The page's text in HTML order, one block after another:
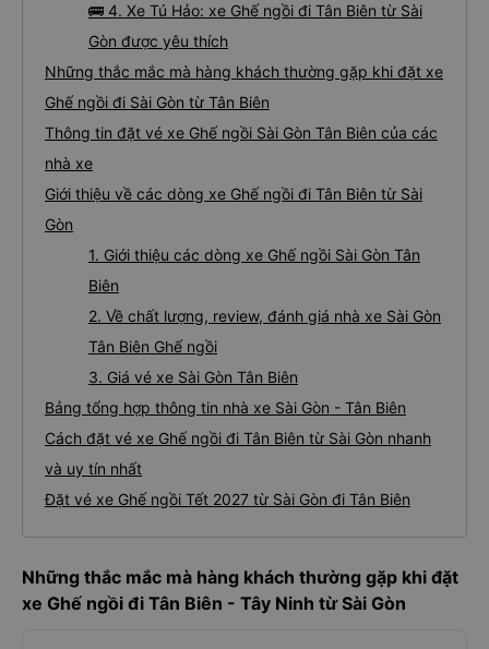
🚌 4. Xe Tú Hảo: xe Ghế ngồi đi Tân Biên từ Sài
Gòn được yêu thích
Những thắc mắc mà hàng khách thường gặp khi đặt xe
Ghế ngồi đi Sài Gòn từ Tân Biên
Thông tin đặt vé xe Ghế ngồi Sài Gòn Tân Biên của các
nhà xe
Giới thiệu về các dòng xe Ghế ngồi đi Tân Biên từ Sài
Gòn
1. Giới thiệu các dòng xe Ghế ngồi Sài Gòn Tân
Biên
2. Về chất lượng, review, đánh giá nhà xe Sài Gòn
Tân Biên Ghế ngồi
3. Giá vé xe Sài Gòn Tân Biên
Bảng tổng hợp thông tin nhà xe Sài Gòn - Tân Biên
Cách đặt vé xe Ghế ngồi đi Tân Biên từ Sài Gòn nhanh
và uy tín nhất
Đặt vé xe Ghế ngồi Tết 2027 từ Sài Gòn đi Tân Biên
Những thắc mắc mà hàng khách thường gặp khi đặt
xe Ghế ngồi đi Tân Biên - Tây Ninh từ Sài Gòn